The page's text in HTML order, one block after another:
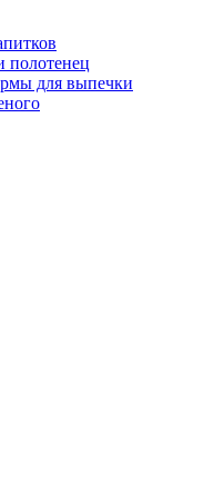
полотенец
для выпечки